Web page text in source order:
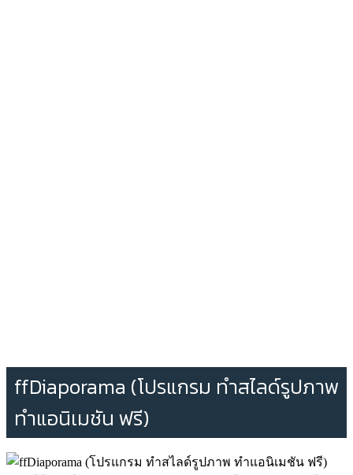
ffDiaporama (โปรแกรม ทำสไลด์รูปภาพ
ทำแอนิเมชัน ฟรี)